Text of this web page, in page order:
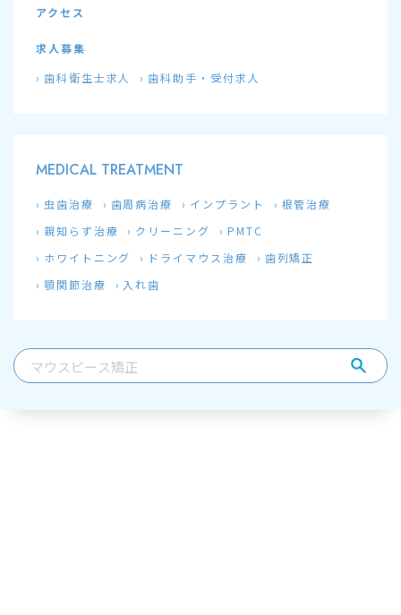
アクセス
求人募集
歯科衛生士求人
歯科助手・受付求人
MEDICAL TREATMENT
虫歯治療 歯周病治療 インプラント
根管治療
親知らず治療
クリーニング
PMTC
ホワイトニング
ドライマウス治療
歯列矯正
顎関節治療
入れ歯